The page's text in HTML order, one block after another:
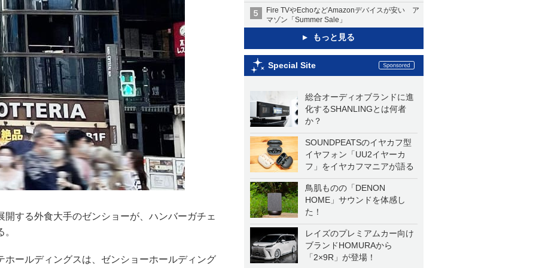
Fire TVやEchoなどAmazonデバイスが安い ア
マゾン「Summer Sale」
もっと見る
Special Site
総合オーディオブランドに進
化するSHANLINGとは何者
か？
SOUNDPEATSのイヤカフ型
イヤフォン「UU2イヤーカ
フ」をイヤカフマニアが語る
鳥肌ものの「DENON
HOME」サウンドを体感し
た！
レイズのプレミアムカー向け
ブランドHOMURAから
「2×9R」が登場！
する外食大手のゼンショーが、ハンバーガチェ
ホールディングスは、ゼンショーホールディング